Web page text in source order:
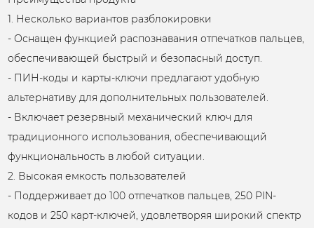
1. Несколько вариантов разблокировки
- Оснащен функцией распознавания отпечатков пальцев,
обеспечивающей быстрый и безопасный доступ.
- ПИН-коды и карты-ключи предлагают удобную
альтернативу для дополнительных пользователей.
- Включает резервный механический ключ для
традиционного использования, обеспечивающий
функциональность в любой ситуации.
2. Высокая емкость пользователей
- Поддерживает до 100 отпечатков пальцев, 250 PIN-
кодов и 250 карт-ключей, удовлетворяя широкий спектр